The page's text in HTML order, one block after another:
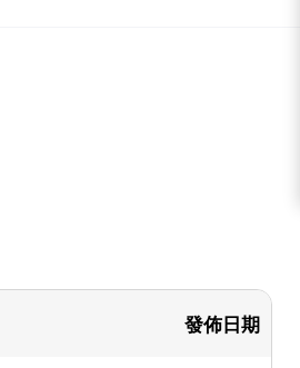
發佈日期